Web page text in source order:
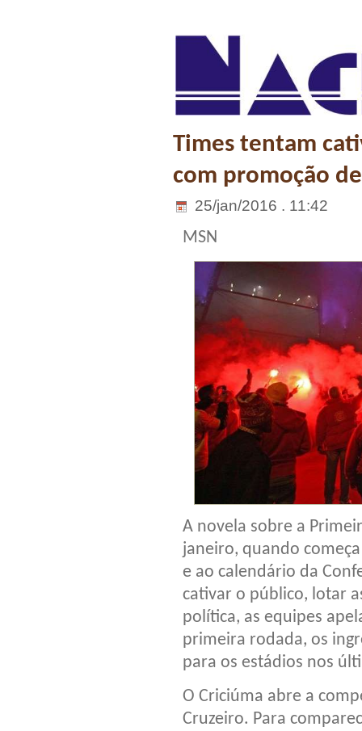
Times tentam
com promoção
25/jan/2016 . 11:42
MSN
A novela sobre a
janeiro, quando
e ao calendário da
cativar o público, lotar
política, as equipes
primeira rodada, os
para os estádios nos
O Criciúma abre a
Cruzeiro. Para